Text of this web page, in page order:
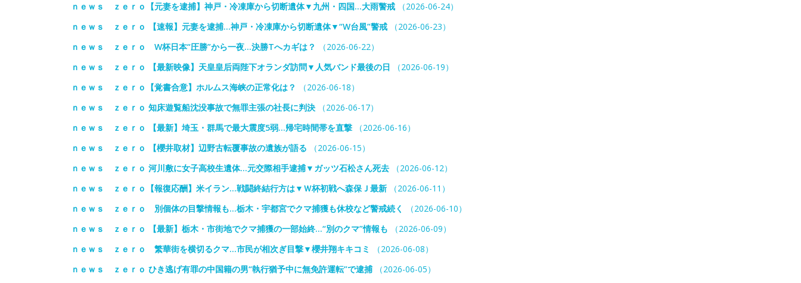
ｎｅｗｓ ｚｅｒｏ【元妻を逮捕】神戸・冷凍庫から切断遺体▼九州・四国…大雨警戒 （2026-06-24）
ｎｅｗｓ ｚｅｒｏ 【速報】元妻を逮捕…神戸・冷凍庫から切断遺体▼“W台風”警戒 （2026-06-23）
ｎｅｗｓ ｚｅｒｏ W杯日本“圧勝”から一夜…決勝Tへカギは？
（2026-06-22）
ｎｅｗｓ ｚｅｒｏ 【最新映像】天皇皇后両陛下オランダ訪問▼人気バンド最後の日 （2026-06-19）
ｎｅｗｓ ｚｅｒｏ【覚書合意】ホルムス海峡の正常化は？
（2026-06-18）
ｎｅｗｓ ｚｅｒｏ 知床遊覧船沈没事故で無罪主張の社長に判決 （2026-06-17）
ｎｅｗｓ ｚｅｒｏ 【最新】埼玉・群馬で最大震度5弱…帰宅時間帯を直撃 （2026-06-16）
ｎｅｗｓ ｚｅｒｏ 【櫻井取材】辺野古転覆事故の遺族が語る （2026-06-15）
ｎｅｗｓ ｚｅｒｏ 河川敷に女子高校生遺体…元交際相手逮捕▼ガッツ石松さん死去 （2026-06-12）
ｎｅｗｓ ｚｅｒｏ【報復応酬】米イラン…戦闘終結行方は▼Ｗ杯初戦へ森保Ｊ最新 （2026-06-11）
ｎｅｗｓ ｚｅｒｏ 別個体の目撃情報も…栃木・宇都宮でクマ捕獲も休校など警戒続く
（2026-06-10）
ｎｅｗｓ ｚｅｒｏ 【最新】栃木・市街地でクマ捕獲の一部始終…“別のクマ”情報も （2026-06-09）
ｎｅｗｓ ｚｅｒｏ 繁華街を横切るクマ…市民が相次ぎ目撃▼櫻井翔キキコミ
（2026-06-08）
ｎｅｗｓ ｚｅｒｏ ひき逃げ有罪の中国籍の男“執行猶予中に無免許運転”で逮捕（2026-06-05）